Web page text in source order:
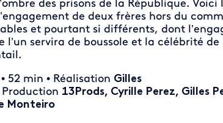
des prisons de la République. Voici
de deux frères hors du
et pourtant si différents, dont
l’un servira de boussole et la célébrité de
52 min • Réalisation Gilles
Production 13Prods, Cyrille Perez, Gilles
Monteiro